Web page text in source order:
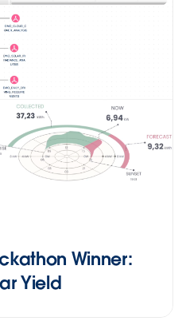
Winner:
Yield